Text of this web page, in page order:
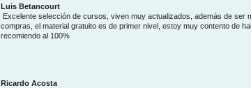
Luis Betancourt
Excelente selección de cursos, viven muy actualizados, además de ser
compras, el material gratuito es de primer nivel, estoy muy contento de
recomiendo al 100%
Ricardo Acosta